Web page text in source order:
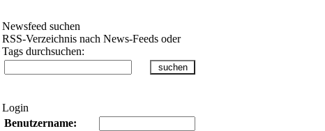
Newsfeed suchen
RSS-Verzeichnis nach News-Feeds oder
Tags durchsuchen:
Login
Benutzername: